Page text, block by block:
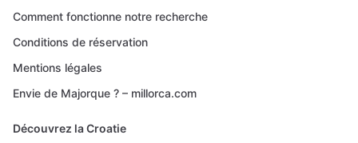
Comment fonctionne notre recherche
Conditions de réservation
Mentions légales
Envie de Majorque ? – millorca.com
Découvrez la Croatie